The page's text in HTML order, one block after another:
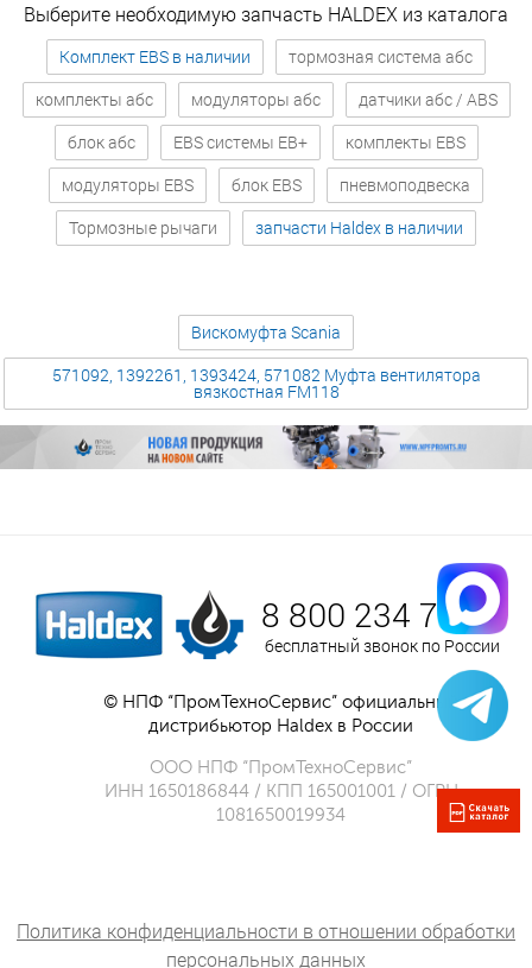
Выберите необходимую запчасть HALDEX из каталога
Комплект EBS в наличии
тормозная система абс
комплекты абс
модуляторы абс
датчики абс / ABS
блок абс
EBS системы EB+
комплекты EBS
модуляторы EBS
блок EBS
пневмоподвеска
Тормозные рычаги
запчасти Haldex в наличии
Вискомуфта Scania
571092, 1392261, 1393424, 571082 Муфта вентилятора
вязкостная FM118
8 800 234 75 52
бесплатный звонок по России
© НПФ “ПромТехноСервис” официальный
дистрибьютор Haldex в России
ООО НПФ “ПромТехноСервис”
ИНН 1650186844 / КПП 165001001 / ОГРН
1081650019934
Политика конфиденциальности в отношении обработки
персональных данных